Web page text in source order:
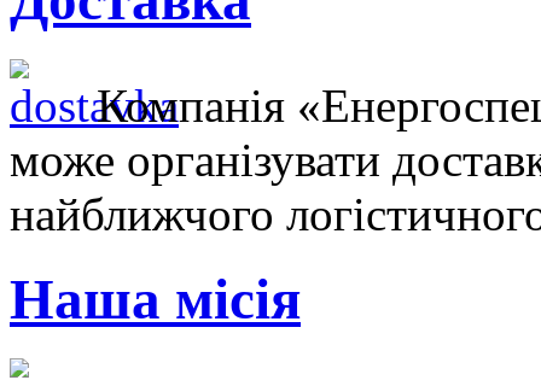
Компанія
може організувати
найближчого
Наша місія